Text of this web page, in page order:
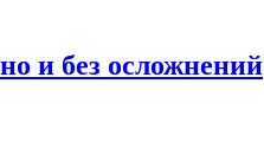
и без осложнений